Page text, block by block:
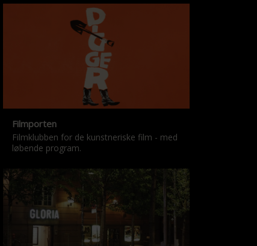
Filmporten
Filmklubben for de kunstneriske film - med
løbende program.